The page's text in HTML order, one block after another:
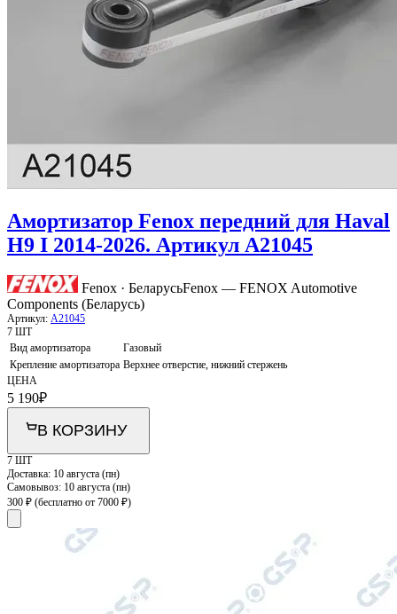
Амортизатор Fenox передний для Haval
H9 I 2014-2026. Артикул A21045
Fenox · БеларусьFenox — FENOX Automotive
Components (Беларусь)
Артикул: A21045
7 ШТ
Вид амортизатора
Газовый
Крепление амортизатора Верхнее отверстие, нижний стержень
ЦЕНА
5 190₽
В КОРЗИНУ
7 ШТ
Доставка: 10 августа (пн)
Самовывоз: 10 августа (пн)
300 ₽ (бесплатно от 7000 ₽)